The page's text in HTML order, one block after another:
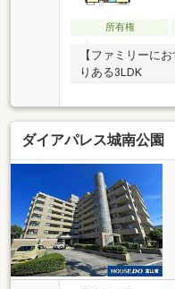
所有権
【ファミリーに
りある3LDK
ダイアパレス城南公